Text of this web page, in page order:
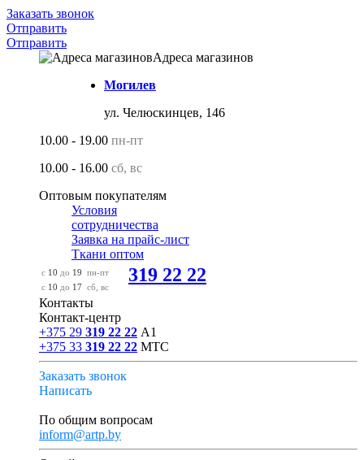
Заказать звонок
Отправить
Отправить
Адреса магазинов
Могилев
ул. Челюскинцев, 146
10.00 - 19.00 пн-пт
10.00 - 16.00 сб, вс
Оптовым покупателям
Условия
сотрудничества
Заявка на прайс-лист
Ткани оптом
с 10 до 19
пн-пт
с 10 до 17 сб, вс
319 22 22
Контакты
Контакт-центр
+375 29 319 22 22 А1
+375 33 319 22 22 МТС
Заказать звонок
Написать
По общим вопросам
inform@artp.by